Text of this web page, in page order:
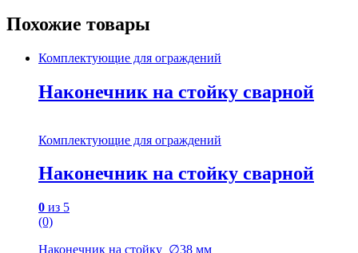
Похожие товары
Комплектующие для ограждений
Наконечник на стойку сварной
Комплектующие для ограждений
Наконечник на стойку сварной
0 из 5
(0)
Наконечник на стойку ∅38 мм